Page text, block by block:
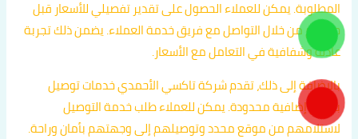
المطلوبة. يمكن للعملاء الحصول على تقدير تفصيلي للأسعار قبل
حجزهم من خلال التواصل مع فريق خدمة العملاء. يضمن ذلك تجربة
عادلة وشفافية في التعامل مع الأسعار.
بالإضافة إلى ذلك، تقدم شركة تاكسي الأحمدي خدمات توصيل
بأسعار إضافية محدودة. يمكن للعملاء طلب خدمة التوصيل
لاستلامهم من موقع محدد وتوصيلهم إلى وجهتهم بأمان وراحة.